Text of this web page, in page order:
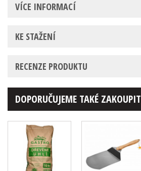
VÍCE INFORMACÍ
KE STAŽENÍ
RECENZE PRODUKTU
DOPORUČUJEME TAKÉ ZAKOUPIT